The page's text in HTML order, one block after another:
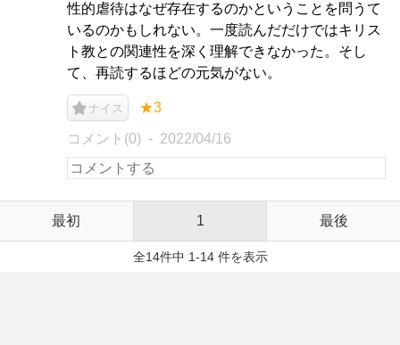
性的虐待はなぜ存在するのかということを問うて
いるのかもしれない。一度読んだだけではキリス
ト教との関連性を深く理解できなかった。そし
て、再読するほどの元気がない。
ナイス ★3
コメント(0) 2022/04/16
最初 1 最後
全14件中 1-14 件を表示